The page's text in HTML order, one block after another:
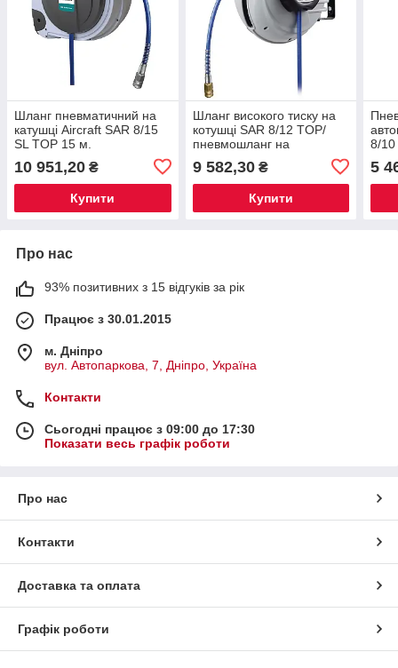
Шланг пневматичний на
катушці Aircraft SAR 8/15
SL TOP 15 м.
10 951,20 ₴
Купити
Шланг високого тиску на
котушці SAR 8/12 TOP/
пневмошланг на
9 582,30₴
Купити
8/10
5
Про нас
93% позитивних з 15 відгуків за рік
Працює з 30.01.2015
м. Дніпро
вул. Автопаркова, 7, Дніпро, Україна
Контакти
Сьогодні працює з 09:00 до 17:30
Показати весь графік роботи
Про нас
Контакти
Доставка та оплата
Графік роботи